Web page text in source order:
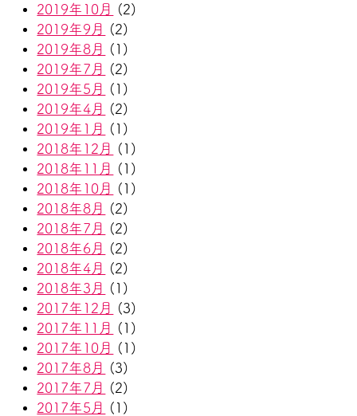
2019年10月
(2)
2019年9月
(2)
2019年8月
(1)
2019年7月
(2)
2019年5月
(1)
2019年4月
(2)
2019年1月
(1)
2018年12月
(1)
2018年11月
(1)
2018年10月
(1)
2018年8月
(2)
2018年7月
(2)
2018年6月
(2)
2018年4月
(2)
2018年3月
(1)
2017年12月
(3)
2017年11月
(1)
2017年10月
(1)
2017年8月
(3)
2017年7月
(2)
2017年5月
(1)